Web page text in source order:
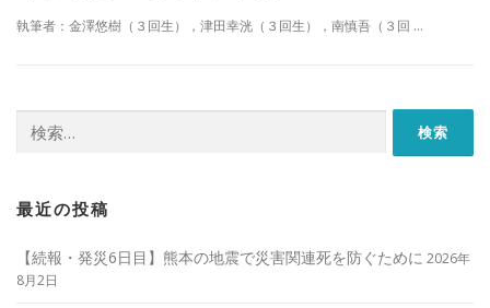
執筆者：金澤悠樹（３回生），津田幸洸（３回生），南慎吾（３回 …
索:
最近の投稿
【続報・発災6日目】熊本の地震で災害関連死を防ぐために 2026年
8月2日